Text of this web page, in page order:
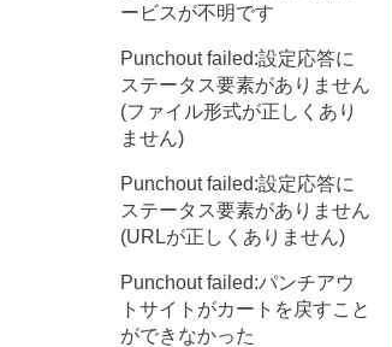
ービスが不明です
Punchout failed:設定応答に
ステータス要素がありません
(ファイル形式が正しくあり
ません)
Punchout failed:設定応答に
ステータス要素がありません
(URLが正しくありません)
Punchout failed:パンチアウ
トサイトがカートを戻すこと
ができなかった